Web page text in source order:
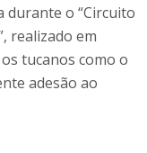
durante o “Circuito
realizado em
tucanos como o
adesão ao